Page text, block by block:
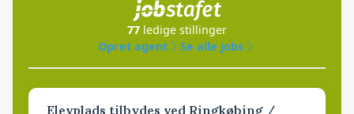
77 ledige stillinger
Opret agent
Se alle jobs
Elevplads tilbydes ved Ringkøbing /